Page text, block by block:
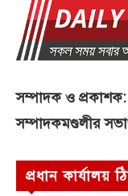
সম্পাদক ও প্রকাশক:
সম্পাদকমণ্ডলীর
প্রধান কার্যালয়